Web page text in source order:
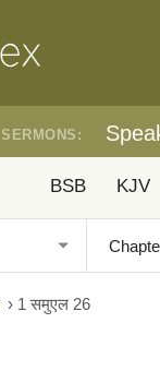
SERMONS:
BSB KJV
› 1 समुएल 26